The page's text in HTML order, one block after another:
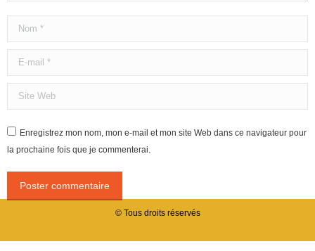
Nom *
E-mail *
Site Web
Enregistrez mon nom, mon e-mail et mon site Web dans ce navigateur pour
la prochaine fois que je commenterai.
Poster commentaire
© Tous droits réservés